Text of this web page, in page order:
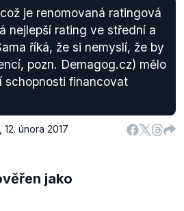
je renomovaná ratingová
nejlepší rating ve střední a
říká, že si nemyslí, že by
pozn. Demagog.cz) mělo
schopnosti financovat
12. února 2017
jako